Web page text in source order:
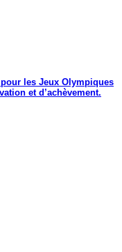
les Jeux Olympiques
et d’achèvement.